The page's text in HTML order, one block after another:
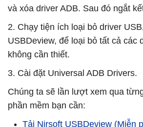
và xóa driver ADB. Sau đó ngắt
2. Chạy tiện ích loại bỏ driver
USBDeview, để loại bỏ tất cả các
không cần thiết.
3. Cài đặt Universal ADB Drivers.
Chúng ta sẽ lần lượt xem qua
phần mềm bạn cần:
Tải Nirsoft USBDeview (Miễn